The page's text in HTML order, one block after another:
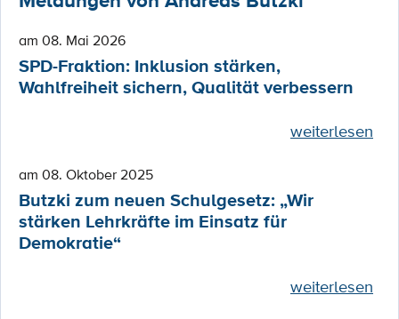
am 08. Mai 2026
SPD-Fraktion: Inklusion stärken,
Wahlfreiheit sichern, Qualität verbessern
weiterlesen
am 08. Oktober 2025
Butzki zum neuen Schulgesetz: „Wir
stärken Lehrkräfte im Einsatz für
Demokratie“
weiterlesen